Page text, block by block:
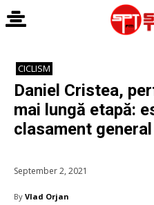
CICLISM
Daniel Cristea,
mai lungă etapă:
clasament general
September 2, 2021
By Vlad Orjan